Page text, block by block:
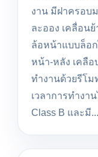
งาน มีฝาครอบ
ละออง เคลื่อน
ล้อหน้าแบบล็อ
หน้า-หลัง เคลื
ทำงานด้วยรีโม
เวลาการทำงา
Class B และมี...